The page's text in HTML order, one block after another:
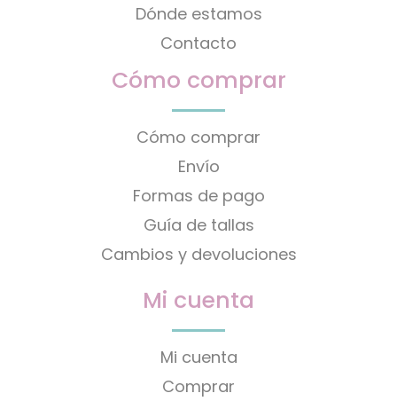
Dónde estamos
Contacto
Cómo comprar
Cómo comprar
Envío
Formas de pago
Guía de tallas
Cambios y devoluciones
Mi cuenta
Mi cuenta
Comprar